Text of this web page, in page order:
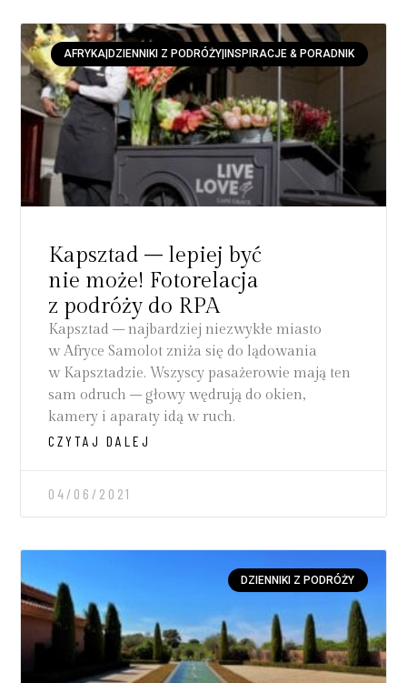
AFRYKA|DZIENNIKI Z PODRÓŻY|INSPIRACJE & PORADNIK
Kapsztad – lepiej być
nie może! Fotorelacja
z podróży do RPA
Kapsztad – najbardziej niezwykłe miasto
w Afryce Samolot zniża się do lądowania
w Kapsztadzie. Wszyscy pasażerowie mają ten
sam odruch – głowy wędrują do okien,
kamery i aparaty idą w ruch.
CZYTAJ DALEJ
04/06/2021
DZIENNIKI Z PODRÓŻY